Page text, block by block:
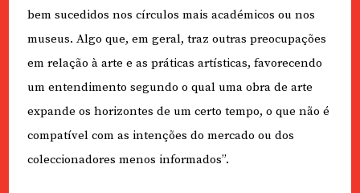
bem sucedidos nos círculos mais académicos ou nos
museus. Algo que, em geral, traz outras preocupações
em relação à arte e as práticas artísticas, favorecendo
um entendimento segundo o qual uma obra de arte
expande os horizontes de um certo tempo, o que não é
compatível com as intenções do mercado ou dos
coleccionadores menos informados”.